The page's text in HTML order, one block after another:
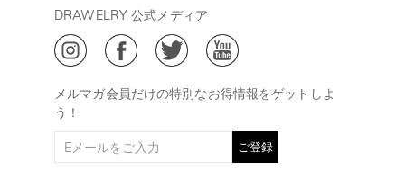
ご利用規約
ご特定商取引法に基づく表示
ジュエリーお手入れ
Drawelry Blog
会員・ポイントについて
メルマガ会員だけの特別なお得情報をゲットしよ
う！
ご登録
DRAWELRY 公式メディア